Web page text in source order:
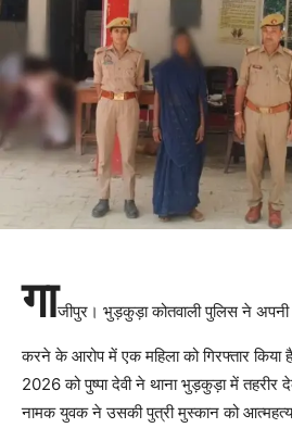
गाजीपुर। भुड़कुड़ा कोतवाली पुलिस ने अपनी
करने के आरोप में एक महिला को गिरफ्तार
2026 को पुष्पा देवी ने थाना भुड़कुड़ा में तहरीर
नामक युवक ने उसकी पुत्री मुस्कान को